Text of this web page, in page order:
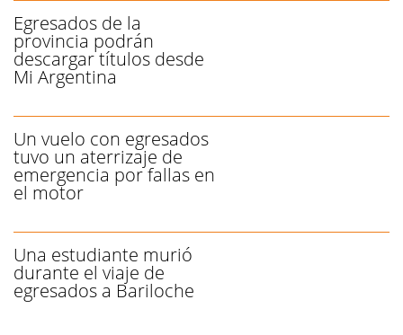
Egresados de la
provincia podrán
descargar títulos desde
Mi Argentina
Un vuelo con egresados
tuvo un aterrizaje de
emergencia por fallas en
el motor
Una estudiante murió
durante el viaje de
egresados a Bariloche